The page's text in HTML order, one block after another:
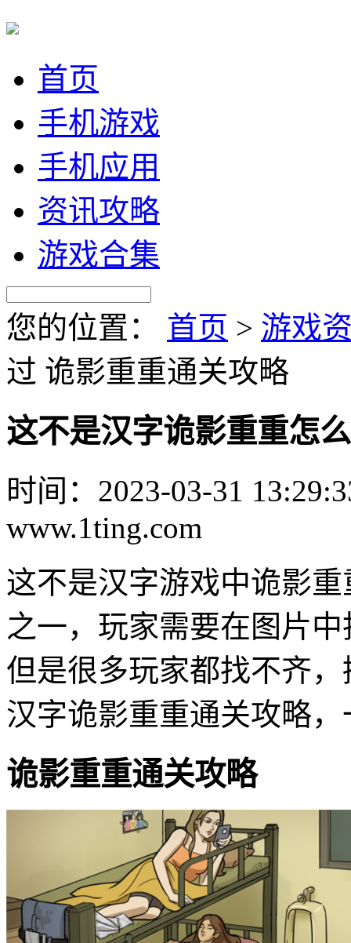
首页
手机游戏
手机应用
资讯攻略
游戏合集
您的位置： 首页 > 游戏
过 诡影重重通关攻略
这不是汉字诡影重重怎
时间：2023-03-31
www.1ting.com
这不是汉字游戏中诡影
之一，玩家需要在图片
但是很多玩家都找不齐
汉字诡影重重通关攻略
诡影重重通关攻略